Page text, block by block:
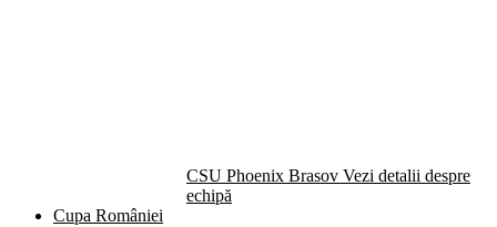
CSU Phoenix Brasov Vezi detalii despre
echipă
Cupa României